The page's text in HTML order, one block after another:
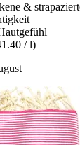
&
/ l)